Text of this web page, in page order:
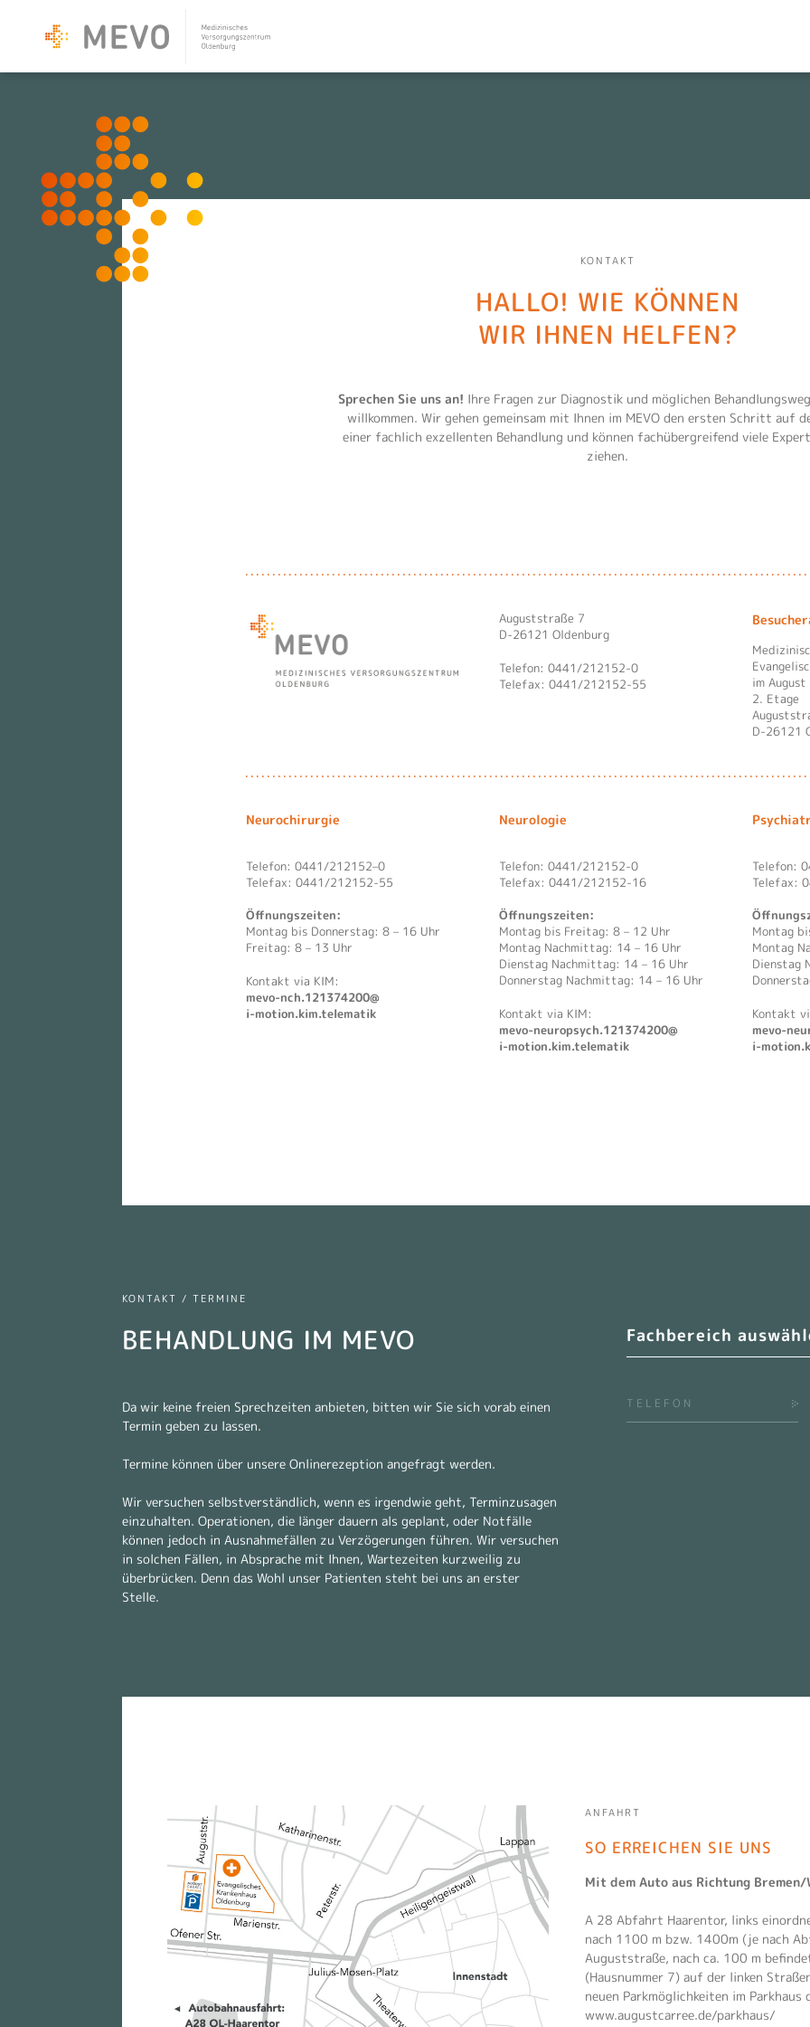
KOOPERATIONEN
Hauptnavigation schließen
KONTAKT
HALLO! WIE KÖNNEN
WIR IHNEN HELFEN?
Sprechen Sie uns an! Ihre Fragen zur Diagnostik und möglichen
willkommen. Wir gehen gemeinsam mit Ihnen im MEVO den ersten Schritt auf
einer fachlich exzellenten Behandlung und können fachübergreifend viele
ziehen.
Auguststraße 7
D-26121 Oldenburg
Telefon: 0441/212152-0
Telefax: 0441/212152-55
im
2. Etage
D-26121
Neurochirurgie
Telefon: 0441/212152–0
Telefax: 0441/212152-55
Öffnungszeiten:
Montag bis Donnerstag: 8 – 16 Uhr
Freitag: 8 – 13 Uhr
Kontakt via KIM:
mevo-nch.121374200@
i-motion.kim.telematik
Neurologie
Telefon: 0441/212152-0
Telefax: 0441/212152-16
Öffnungszeiten:
Montag bis Freitag: 8 – 12 Uhr
Montag Nachmittag: 14 – 16 Uhr
Dienstag Nachmittag: 14 – 16 Uhr
Donnerstag Nachmittag: 14 – 16 Uhr
Kontakt via KIM:
mevo-neuropsych.121374200@
i-motion.kim.telematik
Telefon:
Telefax:
Montag
Montag
Dienstag
Kontakt
mevo-
i-
KONTAKT / TERMINE
BEHANDLUNG IM MEVO
Da wir keine freien Sprechzeiten anbieten, bitten wir Sie sich vorab einen
Termin geben zu lassen.
Termine können über unsere Onlinerezeption angefragt werden.
Wir versuchen selbstverständlich, wenn es irgendwie geht, Terminzusagen
einzuhalten. Operationen, die länger dauern als geplant, oder Notfälle
können jedoch in Ausnahmefällen zu Verzögerungen führen. Wir versuchen
in solchen Fällen, in Absprache mit Ihnen, Wartezeiten kurzweilig zu
überbrücken. Denn das Wohl unser Patienten steht bei uns an erster
Stelle.
Wählen Sie einen Fachbereich
TELEFON
ANFAHRT
SO ERREICHEN SIE UNS
Mit dem Auto aus Richtung
A 28 Abfahrt Haarentor, links
nach 1100 m bzw. 1400m (je nach
Auguststraße, nach ca. 100 m
(Hausnummer 7) auf der linken
neuen Parkmöglichkeiten im Parkhaus
www.augustcarree.de/parkhaus/